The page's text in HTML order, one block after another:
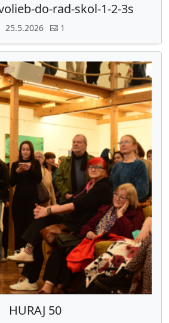
do-rad-skol-1-2-3s
25.5.2026 1
HURAJ 50